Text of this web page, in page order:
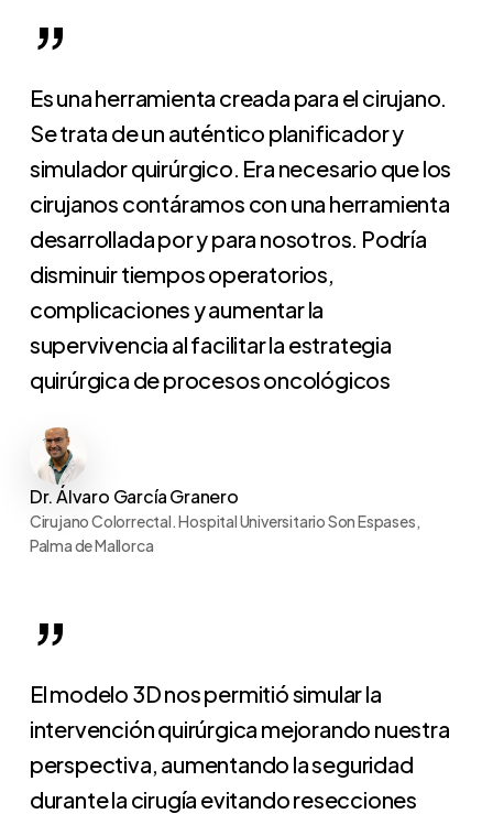
”
Es una herramienta creada para el cirujano.
Se trata de un auténtico planificador y
simulador quirúrgico. Era necesario que los
cirujanos contáramos con una herramienta
desarrollada por y para nosotros. Podría
disminuir tiempos operatorios,
complicaciones y aumentar la
supervivencia al facilitar la estrategia
quirúrgica de procesos oncológicos
Dr. Álvaro García Granero
Cirujano Colorrectal. Hospital Universitario Son Espases,
Palma de Mallorca
”
El modelo 3D nos permitió simular la
intervención quirúrgica mejorando nuestra
perspectiva, aumentando la seguridad
durante la cirugía evitando resecciones